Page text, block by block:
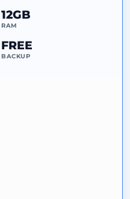
12GB
RAM
FREE
BACKUP